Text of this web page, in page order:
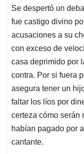
Se despertó un
fue castigo divino
acusaciones a su
con exceso de
casa deprimido por
contra. Por si fuera
asegura tener un
faltar los líos por
certeza cómo serán
habían pagado por
cantante.